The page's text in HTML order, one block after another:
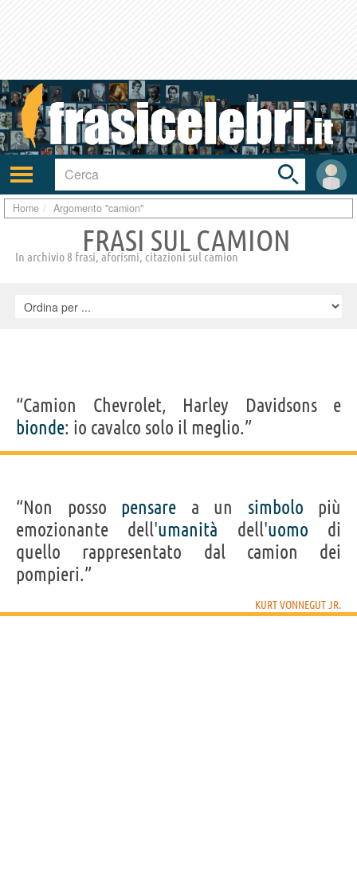
Attiva/disattiva
navigazione
User
area
Toggle
search
bar
Home Argomento "camion"
FRASI SUL CAMION
In archivio 8 frasi, aforismi, citazioni sul camion
“Camion Chevrolet, Harley Davidsons e
bionde: io cavalco solo il meglio.”
“Non posso pensare a un simbolo più
emozionante dell'umanità dell'uomo di
quello rappresentato dal camion dei
pompieri.”
KURT VONNEGUT JR.